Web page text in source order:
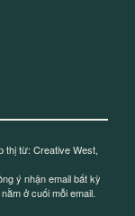
thị từ: Creative West,
ý nhận email bất kỳ
ở cuối mỗi email.